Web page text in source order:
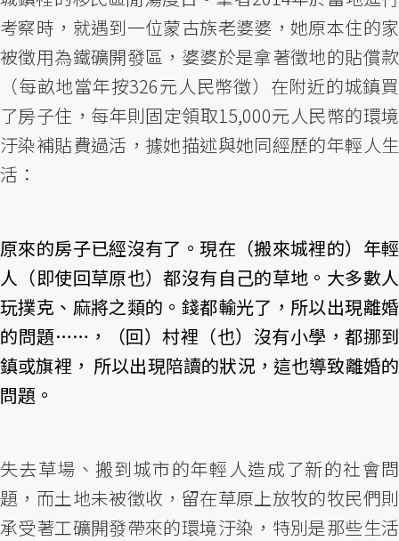
考察時，就遇到一位蒙古族老婆婆，她原本住的家
被徵用為鐵礦開發區，婆婆於是拿著徵地的貼償款
（每畝地當年按326元人民幣徵）在附近的城鎮買
了房子住，每年則固定領取15,000元人民幣的環境
汙染補貼費過活，據她描述與她同經歷的年輕人生
活：
原來的房子已經沒有了。現在（搬來城裡的）年輕
人（即使回草原也）都沒有自己的草地。大多數人
玩撲克、麻將之類的。錢都輸光了，所以出現離婚
的問題……，（回）村裡（也）沒有小學，都挪到
鎮或旗裡， 所以出現陪讀的狀況，這也導致離婚的
問題。
失去草場、搬到城市的年輕人造成了新的社會問
題，而土地未被徵收，留在草原上放牧的牧民們則
承受著工礦開發帶來的環境汙染，特別是那些生活